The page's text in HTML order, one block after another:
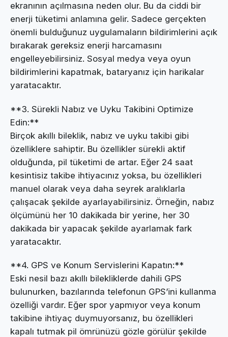
ekranının açılmasına neden olur. Bu da ciddi bir
enerji tüketimi anlamına gelir. Sadece gerçekten
önemli bulduğunuz uygulamaların bildirimlerini açık
bırakarak gereksiz enerji harcamasını
engelleyebilirsiniz. Sosyal medya veya oyun
bildirimlerini kapatmak, bataryanız için harikalar
yaratacaktır.
**3. Sürekli Nabız ve Uyku Takibini Optimize
Edin:**
Birçok akıllı bileklik, nabız ve uyku takibi gibi
özelliklere sahiptir. Bu özellikler sürekli aktif
olduğunda, pil tüketimi de artar. Eğer 24 saat
kesintisiz takibe ihtiyacınız yoksa, bu özellikleri
manuel olarak veya daha seyrek aralıklarla
çalışacak şekilde ayarlayabilirsiniz. Örneğin, nabız
ölçümünü her 10 dakikada bir yerine, her 30
dakikada bir yapacak şekilde ayarlamak fark
yaratacaktır.
**4. GPS ve Konum Servislerini Kapatın:**
Eski nesil bazı akıllı bilekliklerde dahili GPS
bulunurken, bazılarında telefonun GPS’ini kullanma
özelliği vardır. Eğer spor yapmıyor veya konum
takibine ihtiyaç duymuyorsanız, bu özellikleri
kapalı tutmak pil ömrünüzü gözle görülür şekilde